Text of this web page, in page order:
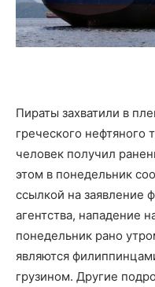
Пираты захватили в
греческого нефтяного
человек получил
этом в понедельник
ссылкой на заявление
агентства, нападение
понедельник рано
являются
грузином. Другие